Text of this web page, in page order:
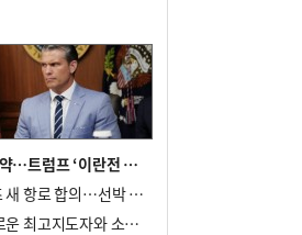
전쟁 중인데 바닥난 탄약…트럼프 ‘이란전 무기고갈’ 국방장관 질책
이란 “오만과 호르무즈 새 항로 합의…선박 안전은 보장 못해”
이란 대통령 "현재 새로운 최고지도자와 소통 어려운 상황"